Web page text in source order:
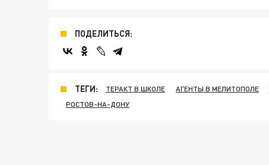
ПОДЕЛИТЬСЯ:
ТЕГИ: ТЕРАКТ В ШКОЛЕ АГЕНТЫ В МЕЛИТОПОЛЕ
РОСТОВ-НА-ДОНУ